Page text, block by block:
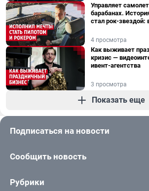
Управляет
барабанах.
стал рок-звездой:
4 просмотра
Как выживает
кризис —
ивент-агентства
3 просмотра
Показать еще
Подписаться на новости
Сообщить новость
Рубрики